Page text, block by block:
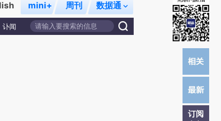
mini+ 周刊 数据通
讣闻
订阅